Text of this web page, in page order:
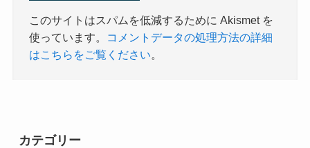
このサイトはスパムを低減するために Akismet を
使っています。
コメントデータの処理方法の詳細
はこちらをご覧ください。
カテゴリー